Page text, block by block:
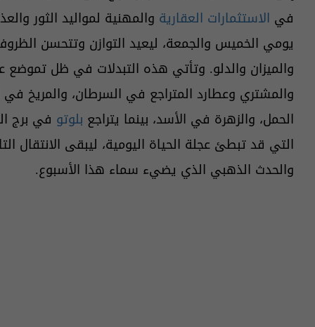
في الاستثمارات العقارية والمهنية لمواليد الثور
يومي الخميس والجمعة، ليعيد التوازن وتتحسن
والميزان والدلو. وتأتي هذه التبدلات في ظل
والمشتري وعطارد المتراجع في السرطان، والمريخ
الحمل، والزهرة في الأسد، بينما يتراجع بلوتو في برج
التي قد تبطئ عجلة الحياة اليومية، ليبقى الانتقال
والحدث الذهبي الذي يضيء سماء هذا الأسبوع.